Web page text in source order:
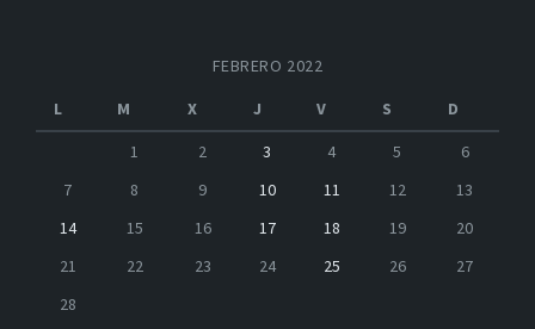
FEBRERO 2022
L
M X J V S
D
1
2 3 4 5
6
7
8 9 10 11 12
13
14
15 16 17 18 19
20
21
22 23 24 25 26
27
28